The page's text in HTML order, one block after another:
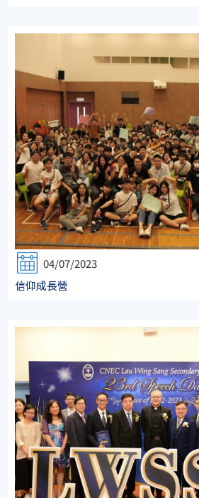
04/07/2023
信仰成長營